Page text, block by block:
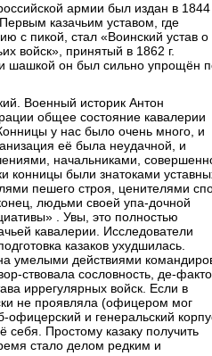
армии был издан в 1844
казачьим уставом, где
с пикой, стал «Воинский устав о
войск», принятый в 1862 г.
шашкой он был сильно упрощён
Военный историк Антон
общее состояние кавалерии
у нас было очень много, и
её была неудачной, и
начальниками,
конницы были знатоками
пешего строя, ценителями
людьми своей упа-дочной
. Увы, это полностью
кавалерии. Исследователи
казаков ухудшилась.
умелыми действиями
ствовала сословность, де-факто
иррегулярных войск. Если в
не проявляла (офицером мог
офицерский и генеральский
себя. Простому казаку получить
стало делом редким и